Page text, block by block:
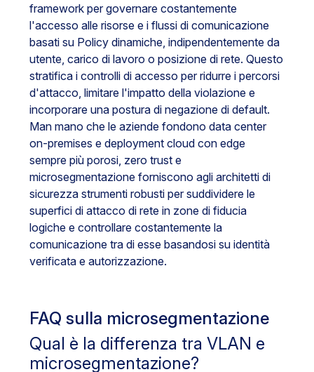
framework per governare costantemente
l'accesso alle risorse e i flussi di comunicazione
basati su Policy dinamiche, indipendentemente da
utente, carico di lavoro o posizione di rete. Questo
stratifica i controlli di accesso per ridurre i percorsi
d'attacco, limitare l'impatto della violazione e
incorporare una postura di negazione di default.
Man mano che le aziende fondono data center
on-premises e deployment cloud con edge
sempre più porosi, zero trust e
microsegmentazione forniscono agli architetti di
sicurezza strumenti robusti per suddividere le
superfici di attacco di rete in zone di fiducia
logiche e controllare costantemente la
comunicazione tra di esse basandosi su identità
verificata e autorizzazione.
FAQ sulla microsegmentazione
Qual è la differenza tra VLAN e
microsegmentazione?